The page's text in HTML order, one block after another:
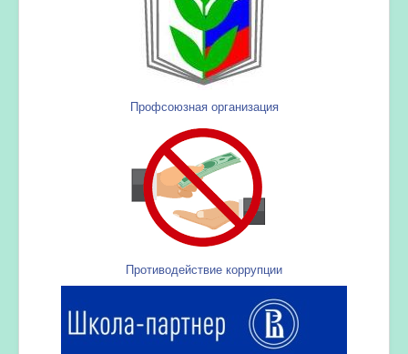
Профсоюзная организация
Противодействие коррупции